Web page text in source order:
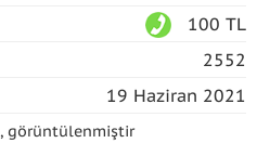
100 TL
2552
19 Haziran 2021
, görüntülenmiştir